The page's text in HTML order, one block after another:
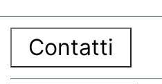
Contatti